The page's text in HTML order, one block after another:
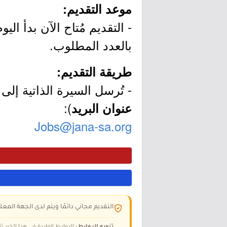
موعد التقديم:
بالعدد المطلوب.
طريقة التقديم:
- تُرسل السيرة الذاتية إلى
عنوان البريد):
Jobs@jana-sa.org
التقديم مجاني دائمًا ويتم لدى الجهة